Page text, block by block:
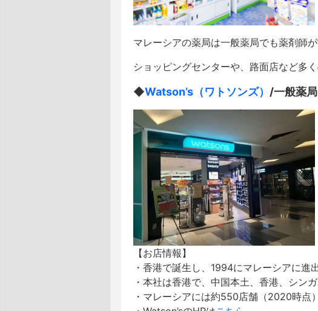
マレーシアの薬局は一般薬局でも薬剤師
ショッピングセンターや、路面店など多
◆Watson’s（ワトソンズ） /一般薬局
【お店情報】
・香港で誕生し、1994にマレーシアに進
・本社は香港で、中国本土、香港、シン
・マレーシアには約550店舗（2020時点）